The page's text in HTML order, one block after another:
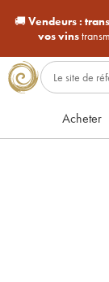
🚚Vendeurs :
vos vins
Acheter